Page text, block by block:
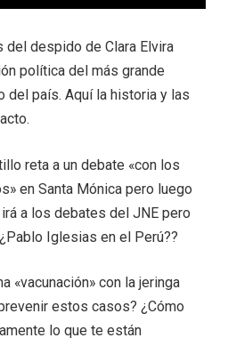
del despido de Clara Elvira
política del más grande
del país. Aquí la historia y las
reta a un debate «con los
en Santa Mónica pero luego
a los debates del JNE pero
Iglesias en el Perú??
«vacunación» con la jeringa
estos casos? ¿Cómo
lo que te están